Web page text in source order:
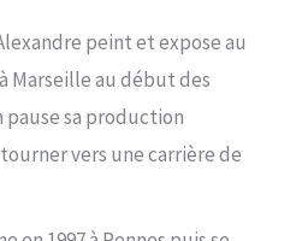
peint et expose au
Marseille au début des
pause sa production
vers une carrière de